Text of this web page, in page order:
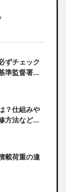
ずチェック
準監督署...
？仕組みや
方法など...
載荷重の違